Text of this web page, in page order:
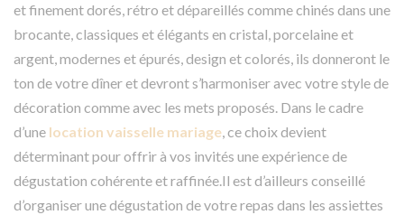
et finement dorés, rétro et dépareillés comme chinés dans une
brocante, classiques et élégants en cristal, porcelaine et
argent, modernes et épurés, design et colorés, ils donneront le
ton de votre dîner et devront s’harmoniser avec votre style de
décoration comme avec les mets proposés. Dans le cadre
d’une location vaisselle mariage, ce choix devient
déterminant pour offrir à vos invités une expérience de
dégustation cohérente et raffinée.Il est d’ailleurs conseillé
d’organiser une dégustation de votre repas dans les assiettes